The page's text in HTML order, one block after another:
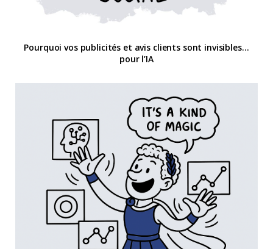
Pourquoi vos publicités et avis clients sont invisibles…
pour l’IA